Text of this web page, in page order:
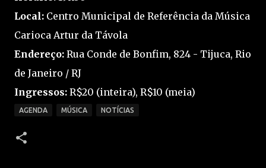
Local: Centro Municipal de Referência da Música
Carioca Artur da Távola
Endereço: Rua Conde de Bonfim, 824 - Tijuca, Rio
de Janeiro / RJ
Ingressos: R$20 (inteira), R$10 (meia)
AGENDA MÚSICA NOTÍCIAS